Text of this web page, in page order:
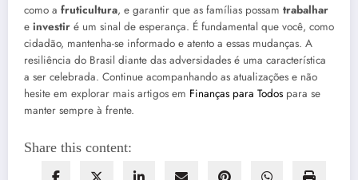
como a fruticultura, e garantir que as famílias possam trabalhar
e investir é um sinal de esperança. É fundamental que você, como
cidadão, mantenha-se informado e atento a essas mudanças. A
resiliência do Brasil diante das adversidades é uma característica
a ser celebrada. Continue acompanhando as atualizações e não
hesite em explorar mais artigos em Finanças para Todos para se
manter sempre à frente.
Share this content: